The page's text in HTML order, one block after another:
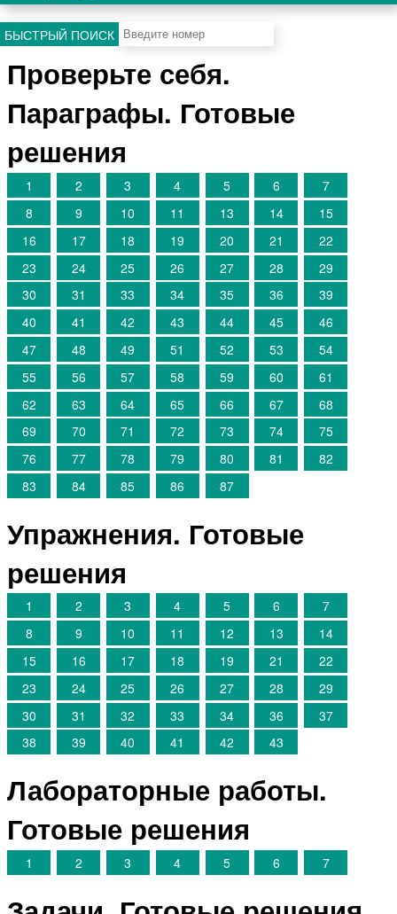
БЫСТРЫЙ ПОИСК
Проверьте себя.
Параграфы. Готовые
решения
1 2 3 4 5 6
7
8
9 10 11 13 14
15
16
17 18 19 20 21
22
23
24 25 26 27 28
29
30
31 33 34 35 36
39
40
41 42 43 44 45
46
47
48 49 51 52 53
54
55
56 57 58 59 60
61
62
63 64 65 66 67
68
69
70 71 72 73 74
75
76
77 78 79 80 81
82
83
84 85 86 87
Упражнения. Готовые
решения
1 2 3 4 5 6
7
8
9 10 11 12 13
14
15
16 17 18 19 21
22
23
24 25 26 27 28
29
30
31 32 33 34 36
37
38
39 40 41 42 43
Лабораторные работы.
Готовые решения
1 2 3 4 5 6 7